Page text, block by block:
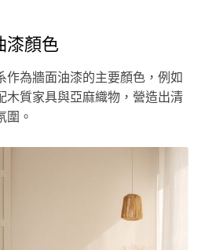
漆顏色
作為牆面油漆的主要顏色，例如
木質家具與亞麻織物，營造出清
圍。